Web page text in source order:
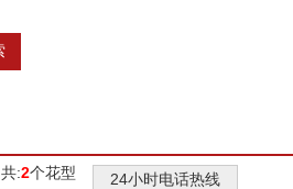
24小时电话热线
共:2个花型